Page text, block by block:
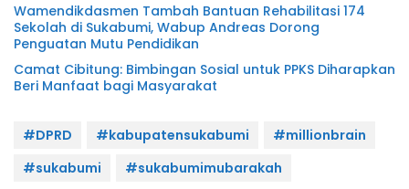
Wamendikdasmen Tambah Bantuan Rehabilitasi 174
Sekolah di Sukabumi, Wabup Andreas Dorong
Penguatan Mutu Pendidikan
Camat Cibitung: Bimbingan Sosial untuk PPKS Diharapkan
Beri Manfaat bagi Masyarakat
#DPRD #kabupatensukabumi
#millionbrain
#sukabumi
#sukabumimubarakah